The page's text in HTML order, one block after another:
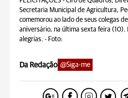
Secretaria Municipal de Agricultura,
comemorou ao lado de seus colegas
aniversário, na última sexta feira (10).
alegrias. - Foto:
Da Redação @Siga-me